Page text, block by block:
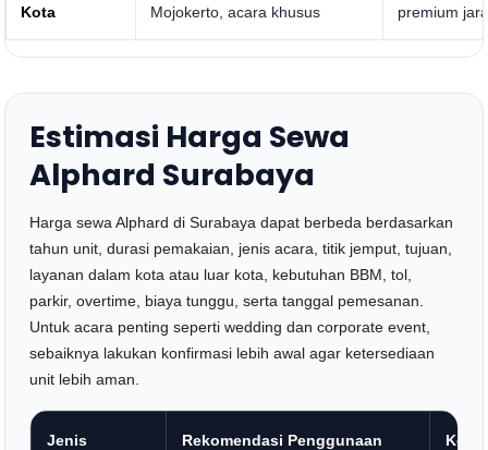
Kota
Mojokerto, acara khusus
premium
Estimasi Harga Sewa
Alphard Surabaya
Harga sewa Alphard di Surabaya dapat berbeda berdasarkan
tahun unit, durasi pemakaian, jenis acara, titik jemput, tujuan,
layanan dalam kota atau luar kota, kebutuhan BBM, tol,
parkir, overtime, biaya tunggu, serta tanggal pemesanan.
Untuk acara penting seperti wedding dan corporate event,
sebaiknya lakukan konfirmasi lebih awal agar ketersediaan
unit lebih aman.
Jenis
Rekomendasi Penggunaan